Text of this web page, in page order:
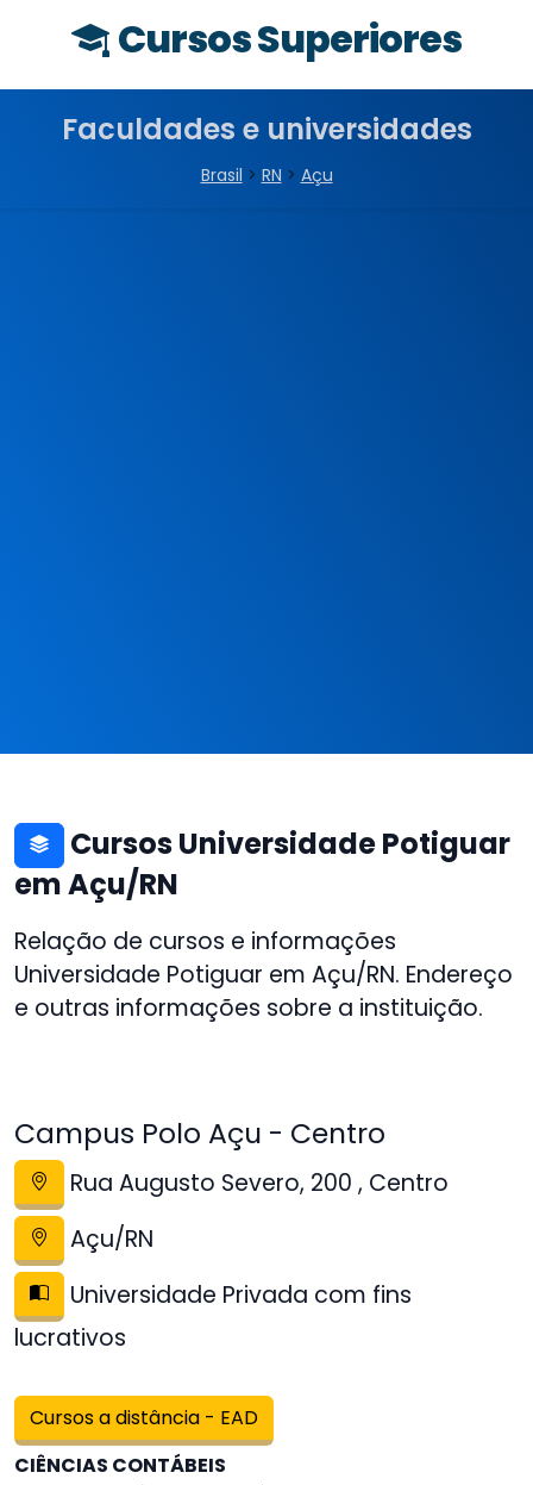
Cursos Superiores
Faculdades e universidades
Brasil > RN > Açu
Cursos Universidade Potiguar
em Açu/RN
Relação de cursos e informações
Universidade Potiguar em Açu/RN. Endereço
e outras informações sobre a instituição.
Campus Polo Açu - Centro
Rua Augusto Severo, 200 , Centro
Açu/RN
Universidade Privada com fins
lucrativos
Cursos a distância - EAD
CIÊNCIAS CONTÁBEIS